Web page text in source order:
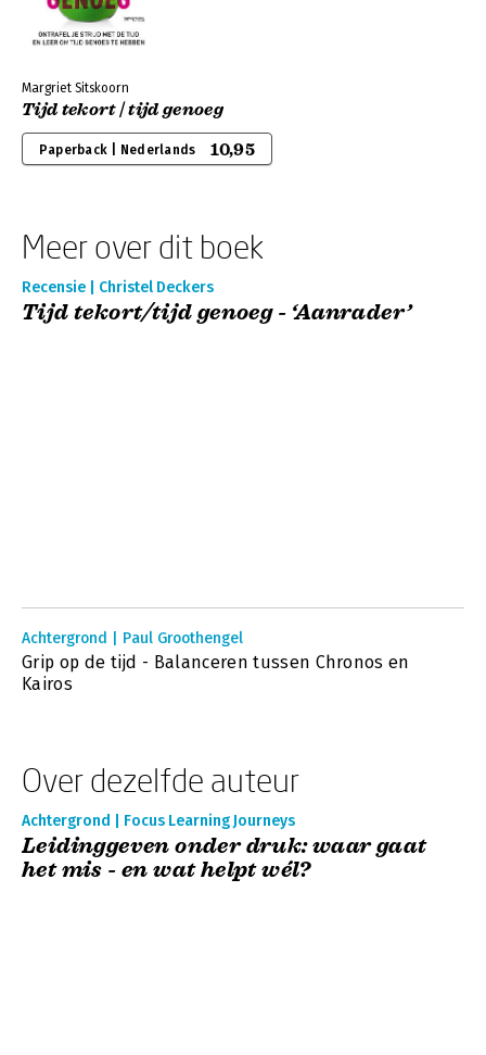
Margriet Sitskoorn
Tijd tekort | tijd genoeg
Paperback | Nederlands 10,95
Meer over dit boek
Recensie | Christel Deckers
Tijd tekort/tijd genoeg - ‘Aanrader’
Achtergrond | Paul Groothengel
Grip op de tijd - Balanceren tussen Chronos en
Kairos
Over dezelfde auteur
Achtergrond | Focus Learning Journeys
Leidinggeven onder druk: waar gaat
het mis - en wat helpt wél?